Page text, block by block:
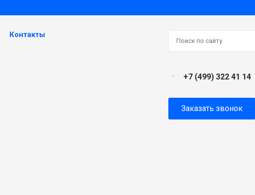
Контакты
+7 (499) 322 41 14
Заказать звонок